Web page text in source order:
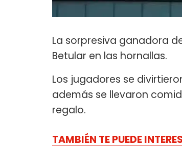
La sorpresiva ganadora
Betular en las hornallas.
Los jugadores se
además se llevaron
regalo.
TAMBIÉN TE PUEDE